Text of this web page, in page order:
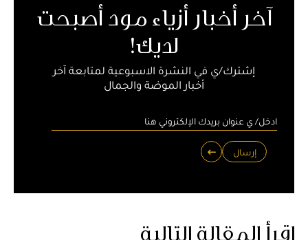
آخر أخبار أزياء مود أصبحت
لديك!
إشترك/ي في النشرة الاسبوعية لمتابعة آخر
أخبار الموضة والجمال
إرسال